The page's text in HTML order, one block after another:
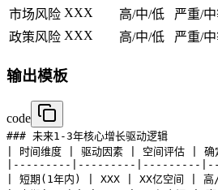
市场风险 XXX 高/中/低 严重/
政策风险 XXX 高/中/低 严重/
输出模板
code
### 未来1-3年核心增长驱动逻辑
| 时间维度 | 驱动因素 | 空间评估 | 确
|---------|---------|---------
| 短期(1年内) | XXX | XX亿空间 | 高